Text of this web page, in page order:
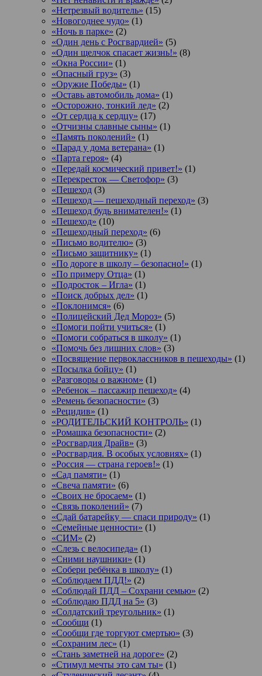
«Нетрезвый водитель» (15)
«Новогоднее чудо» (1)
«Ночь в парке» (2)
«Один день с Росгвардией» (5)
«Один щелчок спасает жизнь!» (8)
«Окна России» (1)
«Опасный груз» (3)
«Оружие Победы» (1)
«Оставь автомобиль дома» (1)
«Осторожно, тонкий лед» (2)
«От сердца к сердцу» (17)
«Отчизны славные сыны» (1)
«Память поколений» (1)
«Парад у дома ветерана» (1)
«Парта героя» (4)
«Передай космический привет!» (1)
«Перекресток — Светофор» (3)
«Пешеход (3)
«Пешеход — пешеходный переход» (3)
«Пешеход будь внимателен!» (1)
«Пешеход» (10)
«Пешеходный переход» (6)
«Письмо водителю» (3)
«Письмо защитнику» (1)
«По дороге в школу – безопасно!» (1)
«По примеру Отца» (1)
«Подросток ‒ Игла» (1)
«Поиск добрых дел» (1)
«Поклонимся» (6)
«Полицейский Дед Мороз» (5)
«Помоги пойти учиться» (1)
«Помоги собраться в школу» (1)
«Помочь без лишних слов» (3)
«Посвящение первоклассников в пешеходы» (1)
«Посылка бойцу» (1)
«Разговоры о важном» (1)
«Ребенок – пассажир пешеход» (4)
«Ремень безопасности» (3)
«Рецидив» (1)
«РОДИТЕЛЬСКИЙ КОНТРОЛЬ» (1)
«Ромашка безопасности» (2)
«Росгвардия Драйв» (3)
«Росгвардия. В особых условиях» (1)
«Россия — страна героев!» (1)
«Сад памяти» (1)
«Свеча памяти» (6)
«Своих не бросаем» (1)
«Связь поколений» (7)
«Сдай батарейку — спаси природу» (1)
«Семейные ценности» (1)
«СИМ» (2)
«Слезь с велосипеда» (1)
«Сними наушники» (1)
«Собери ребёнка в школу» (1)
«Соблюдаем ПДД!» (2)
«Соблюдай ПДД – Сохрани семью» (2)
«Соблюдаю ПДД на 5» (3)
«Солдатский треугольник» (1)
«Сообщи (1)
«Сообщи где торгуют смертью» (3)
«Сохраним лес» (1)
«Стань заметней на дороге» (2)
«Стимул мечты это сам ты» (1)